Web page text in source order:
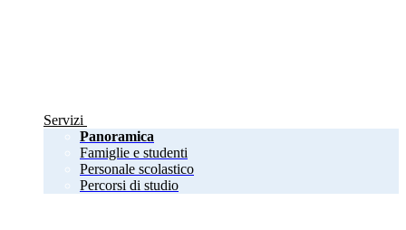
Servizi
Panoramica
Famiglie e studenti
Personale scolastico
Percorsi di studio